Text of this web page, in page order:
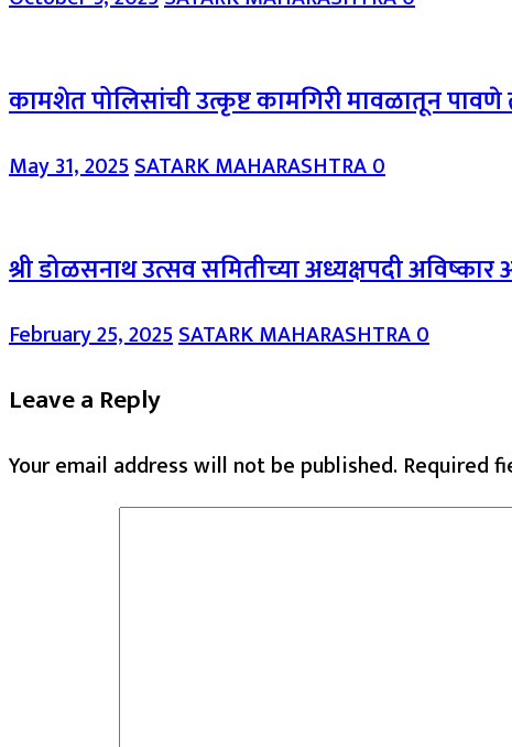
कामशेत पोलिसांची उत्कृष्ट कामगिरी मावळातून
May 31, 2025SATARK MAHARASHTRA0
श्री डोळसनाथ उत्सव समितीच्या अध्यक्षपदी
February 25, 2025SATARK MAHARASHTRA0
Leave a Reply
Your email address will not be published. Required